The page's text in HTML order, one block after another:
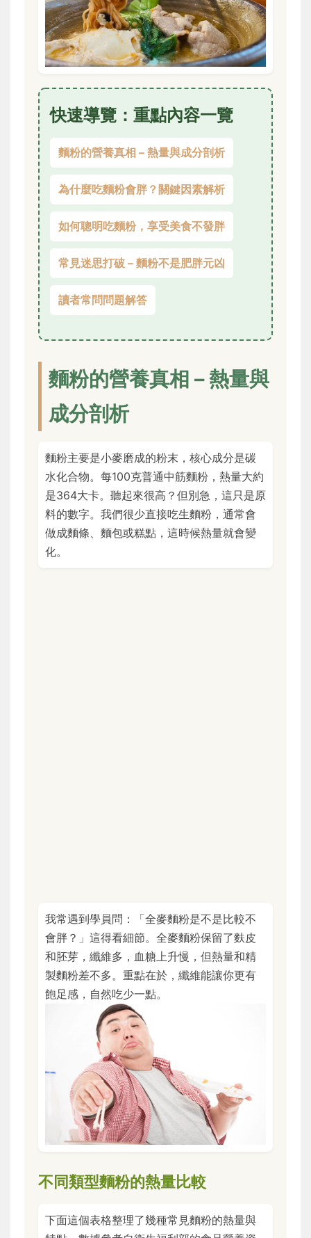
快速導覽：重點內容一覽
麵粉的營養真相 – 熱量與成分剖析
為什麼吃麵粉會胖？關鍵因素解析
如何聰明吃麵粉，享受美食不發胖
常見迷思打破 – 麵粉不是肥胖元凶
讀者常問問題解答
麵粉的營養真相 – 熱量與
成分剖析
麵粉主要是小麥磨成的粉末，核心成分是碳
水化合物。每100克普通中筋麵粉，熱量大約
是364大卡。聽起來很高？但別急，這只是原
料的數字。我們很少直接吃生麵粉，通常會
做成麵條、麵包或糕點，這時候熱量就會變
化。
我常遇到學員問：「全麥麵粉是不是比較不
會胖？」這得看細節。全麥麵粉保留了麩皮
和胚芽，纖維多，血糖上升慢，但熱量和精
製麵粉差不多。重點在於，纖維能讓你更有
飽足感，自然吃少一點。
不同類型麵粉的熱量比較
下面這個表格整理了幾種常見麵粉的熱量與